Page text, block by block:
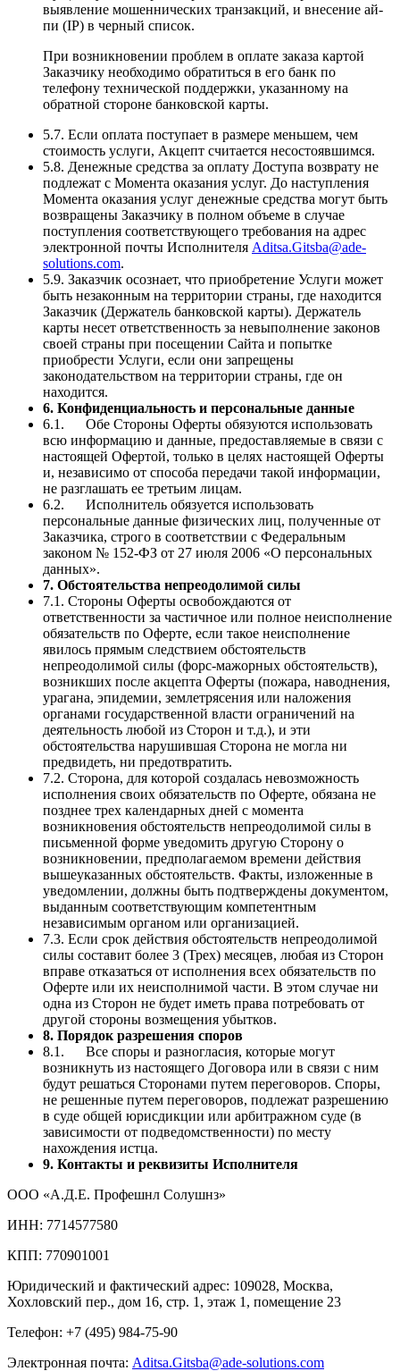
выявление мошеннических транзакций, и внесение ай-
пи (IP) в черный список.
При возникновении проблем в оплате заказа картой
Заказчику необходимо обратиться в его банк по
телефону технической поддержки, указанному на
обратной стороне банковской карты.
5.7. Если оплата поступает в размере меньшем, чем
стоимость услуги, Акцепт считается несостоявшимся.
5.8. Денежные средства за оплату Доступа возврату не
подлежат с Момента оказания услуг. До наступления
Момента оказания услуг денежные средства могут быть
возвращены Заказчику в полном объеме в случае
поступления соответствующего требования на адрес
электронной почты Исполнителя Aditsa.Gitsba@ade-
solutions.com.
5.9. Заказчик осознает, что приобретение Услуги может
быть незаконным на территории страны, где находится
Заказчик (Держатель банковской карты). Держатель
карты несет ответственность за невыполнение законов
своей страны при посещении Сайта и попытке
приобрести Услуги, если они запрещены
законодательством на территории страны, где он
находится.
6. Конфиденциальность и персональные данные
6.1. Обе Стороны Оферты обязуются использовать
всю информацию и данные, предоставляемые в связи с
настоящей Офертой, только в целях настоящей Оферты
и, независимо от способа передачи такой информации,
не разглашать ее третьим лицам.
6.2. Исполнитель обязуется использовать
персональные данные физических лиц, полученные от
Заказчика, строго в соответствии с Федеральным
законом № 152-ФЗ от 27 июля 2006 «О персональных
данных».
7. Обстоятельства непреодолимой силы
7.1. Стороны Оферты освобождаются от
ответственности за частичное или полное неисполнение
обязательств по Оферте, если такое неисполнение
явилось прямым следствием обстоятельств
непреодолимой силы (форс-мажорных обстоятельств),
возникших после акцепта Оферты (пожара, наводнения,
урагана, эпидемии, землетрясения или наложения
органами государственной власти ограничений на
деятельность любой из Сторон и т.д.), и эти
обстоятельства нарушившая Сторона не могла ни
предвидеть, ни предотвратить.
7.2. Сторона, для которой создалась невозможность
исполнения своих обязательств по Оферте, обязана не
позднее трех календарных дней с момента
возникновения обстоятельств непреодолимой силы в
письменной форме уведомить другую Сторону о
возникновении, предполагаемом времени действия
вышеуказанных обстоятельств. Факты, изложенные в
уведомлении, должны быть подтверждены документом,
выданным соответствующим компетентным
независимым органом или организацией.
7.3. Если срок действия обстоятельств непреодолимой
силы составит более 3 (Трех) месяцев, любая из Сторон
вправе отказаться от исполнения всех обязательств по
Оферте или их неисполнимой части. В этом случае ни
одна из Сторон не будет иметь права потребовать от
другой стороны возмещения убытков.
8. Порядок разрешения споров
8.1. Все споры и разногласия, которые могут
возникнуть из настоящего Договора или в связи с ним
будут решаться Сторонами путем переговоров. Споры,
не решенные путем переговоров, подлежат разрешению
в суде общей юрисдикции или арбитражном суде (в
зависимости от подведомственности) по месту
нахождения истца.
9. Контакты и реквизиты Исполнителя
ООО «А.Д.Е. Профешнл Солушнз»
ИНН: 7714577580
КПП: 770901001
Юридический и фактический адрес: 109028, Москва,
Хохловский пер., дом 16, стр. 1, этаж 1, помещение 23
Телефон: +7 (495) 984-75-90
Электронная почта: Aditsa.Gitsba@ade-solutions.com